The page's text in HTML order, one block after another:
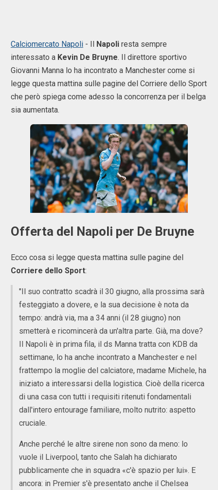
Calciomercato Napoli - Il Napoli resta sempre
interessato a Kevin De Bruyne. Il direttore sportivo
Giovanni Manna lo ha incontrato a Manchester come si
legge questa mattina sulle pagine del Corriere dello Sport
che però spiega come adesso la concorrenza per il belga
sia aumentata.
Offerta del Napoli per De Bruyne
Ecco cosa si legge questa mattina sulle pagine del
Corriere dello Sport:
"Il suo contratto scadrà il 30 giugno, alla prossima sarà
festeggiato a dovere, e la sua decisione è nota da
tempo: andrà via, ma a 34 anni (il 28 giugno) non
smetterà e ricomincerà da un'altra parte. Già, ma dove?
Il Napoli è in prima fila, il ds Manna tratta con KDB da
settimane, lo ha anche incontrato a Manchester e nel
frattempo la moglie del calciatore, madame Michele, ha
iniziato a interessarsi della logistica. Cioè della ricerca
di una casa con tutti i requisiti ritenuti fondamentali
dall'intero entourage familiare, molto nutrito: aspetto
cruciale.
Anche perché le altre sirene non sono da meno: lo
vuole il Liverpool, tanto che Salah ha dichiarato
pubblicamente che in squadra «c'è spazio per lui». E
ancora: in Premier s'è presentato anche il Chelsea